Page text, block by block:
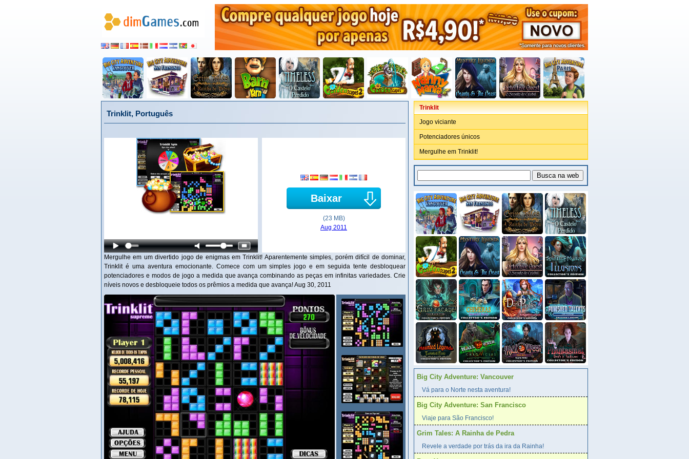
Trinklit, Português
Baixar
(23 MB)
Aug 2011
Mergulhe em um divertido jogo de enigmas em Trinklit! Aparentemente simples, porém difícil de dominar,
Trinklit é uma aventura emocionante. Comece com um simples jogo e em seguida tente desbloquear
potenciadores e modos de jogo a medida que avança combinando as peças em infinitas variedades. Crie
níveis novos e desbloqueie todos os prêmios a medida que avança! Aug 30, 2011
Trinklit
Jogo viciante
Potenciadores únicos
Mergulhe em Trinklit!
Big City Adventure: Vancouver
Vá para o Norte nesta aventura!
Big City Adventure: San Francisco
Viaje para São Francisco!
Grim Tales: A Rainha de Pedra
Revele a verdade por trás da ira da Rainha!